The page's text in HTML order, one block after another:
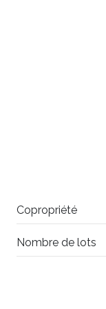
Copropriété
Nombre de lots